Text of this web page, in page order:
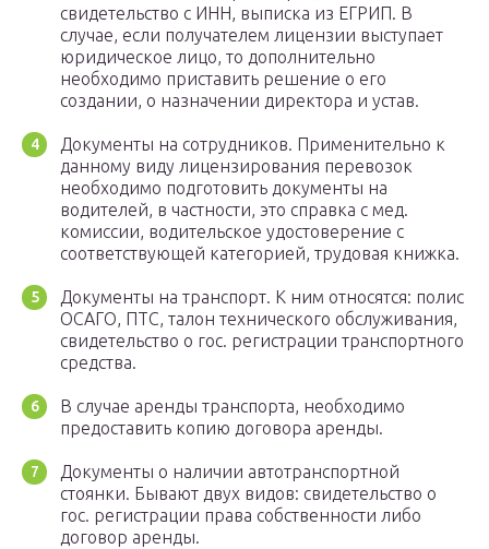
свидетельство с ИНН, выписка из ЕГРИП. В
случае, если получателем лицензии выступает
юридическое лицо, то дополнительно
необходимо приставить решение о его
создании, о назначении директора и устав.
Документы на сотрудников. Применительно к
данному виду лицензирования перевозок
необходимо подготовить документы на
водителей, в частности, это справка с мед.
комиссии, водительское удостоверение с
соответствующей категорией, трудовая книжка.
Документы на транспорт. К ним относятся: полис
ОСАГО, ПТС, талон технического обслуживания,
свидетельство о гос. регистрации транспортного
средства.
В случае аренды транспорта, необходимо
предоставить копию договора аренды.
Документы о наличии автотранспортной
стоянки. Бывают двух видов: свидетельство о
гос. регистрации права собственности либо
договор аренды.